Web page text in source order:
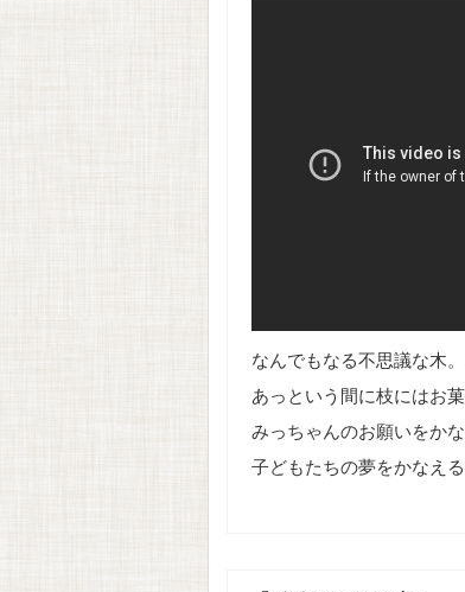
なんでもなる不思議な木
あっという間に枝にはお
みっちゃんのお願いをか
子どもたちの夢をかなえ